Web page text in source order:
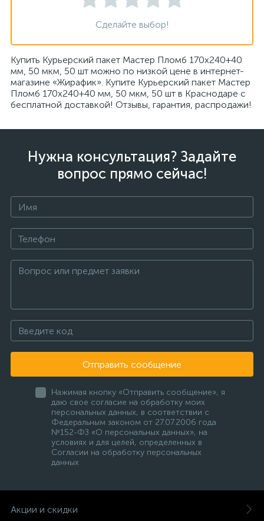
Сделайте выбор!
Купить Курьерский пакет Мастер Пломб 170х240+40
мм, 50 мкм, 50 шт можно по низкой цене в интернет-
магазине «Жирафик». Купите Курьерский пакет Мастер
Пломб 170х240+40 мм, 50 мкм, 50 шт в Краснодаре с
бесплатной доставкой! Отзывы, гарантия, распродажи!
Нужна консультация? Задайте
вопрос прямо сейчас!
Отправить сообщение
Нажимая кнопку «Отправить сообщение», я
даю свое согласие на обработку моих
персональных данных, в соответствии с
Федеральным законом от 27.07.2006 года
№152-ФЗ «О персональных данных», на
условиях и для целей, определенных в
Согласии на обработку персональных
данных
Акции и скидки